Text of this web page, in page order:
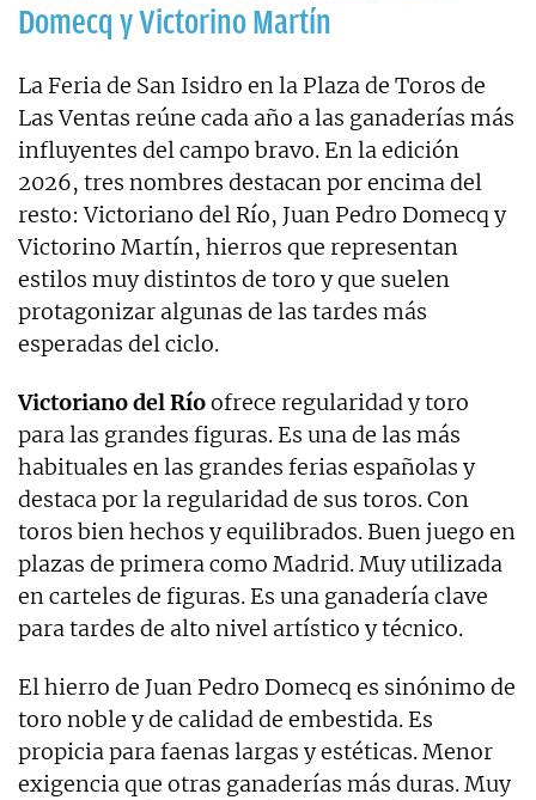
Domecq y Victorino Martín
La Feria de San Isidro en la Plaza de Toros de
Las Ventas reúne cada año a las ganaderías más
influyentes del campo bravo. En la edición
2026, tres nombres destacan por encima del
resto: Victoriano del Río, Juan Pedro Domecq y
Victorino Martín, hierros que representan
estilos muy distintos de toro y que suelen
protagonizar algunas de las tardes más
esperadas del ciclo.
Victoriano del Ríoofrece regularidad y toro
para las grandes figuras. Es una de las más
habituales en las grandes ferias españolas y
destaca por la regularidad de sus toros. Con
toros bien hechos y equilibrados. Buen juego en
plazas de primera como Madrid. Muy utilizada
en carteles de figuras. Es una ganadería clave
para tardes de alto nivel artístico y técnico.
El hierro de Juan Pedro Domecq es sinónimo de
toro noble y de calidad de embestida. Es
propicia para faenas largas y estéticas. Menor
exigencia que otras ganaderías más duras. Muy